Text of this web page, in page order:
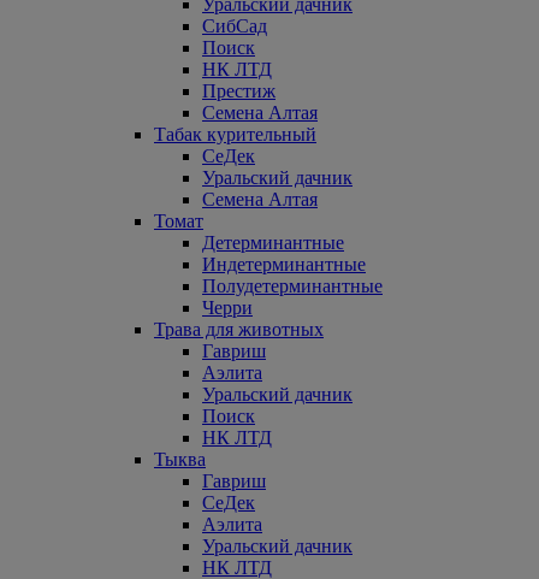
Уральский дачник
СибСад
Поиск
НК ЛТД
Престиж
Семена Алтая
Табак курительный
СеДек
Уральский дачник
Семена Алтая
Томат
Детерминантные
Индетерминантные
Полудетерминантные
Черри
Трава для животных
Гавриш
Аэлита
Уральский дачник
Поиск
НК ЛТД
Тыква
Гавриш
СеДек
Аэлита
Уральский дачник
НК ЛТД